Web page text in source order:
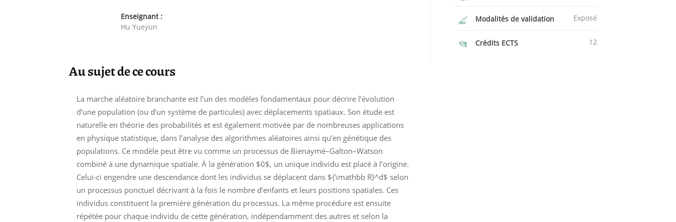
Enseignant :
Hu Yueyun
Au sujet de ce cours
La marche aléatoire branchante est l’un des modèles fondamentaux pour décrire l’évolution
d’une population (ou d’un système de particules) avec déplacements spatiaux. Son étude est
naturelle en théorie des probabilités et est également motivée par de nombreuses applications
en physique statistique, dans l’analyse des algorithmes aléatoires ainsi qu’en génétique des
populations. Ce modèle peut être vu comme un processus de Bienaymé–Galton–Watson
combiné à une dynamique spatiale. À la génération $0$, un unique individu est placé à l’origine.
Celui-ci engendre une descendance dont les individus se déplacent dans ${\mathbb R}^d$ selon
un processus ponctuel décrivant à la fois le nombre d’enfants et leurs positions spatiales. Ces
individus constituent la première génération du processus. La même procédure est ensuite
répétée pour chaque individu de cette génération, indépendamment des autres et selon la
Modalités de validation Exposé
Crédits ECTS 12